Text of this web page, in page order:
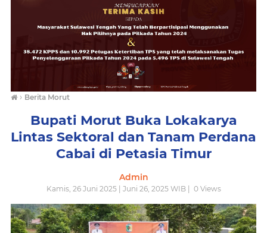
› Berita Morut
Bupati Morut Buka Lokakarya
Lintas Sektoral dan Tanam Perdana
Cabai di Petasia Timur
Admin
Kamis, 26 Juni 2025 | Juni 26, 2025 WIB | 0Views